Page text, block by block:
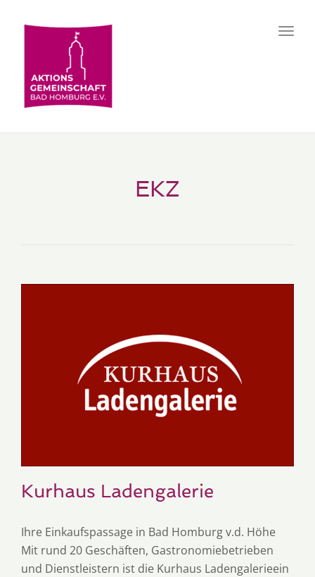
EKZ
Kurhaus Ladengalerie
Ihre Einkaufspassage in Bad Homburg v.d. Höhe
Mit rund 20 Geschäften, Gastronomiebetrieben
und Dienstleistern ist die Kurhaus Ladengalerieein